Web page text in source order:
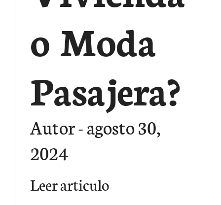
o Moda
Pasajera?
Autor agosto 30,
2024
Leer articulo